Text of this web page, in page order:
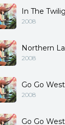
In The
2008
Northern
2008
Go Go
2008
Go Go